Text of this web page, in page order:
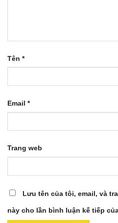
Tên *
Email *
Trang web
Lưu tên của tôi, email, và
này cho lần bình luận kế tiếp